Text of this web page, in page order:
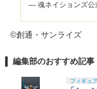
— 魂ネイションズ公
©創通・サンライズ
編集部のおすすめ記事
フィギュア